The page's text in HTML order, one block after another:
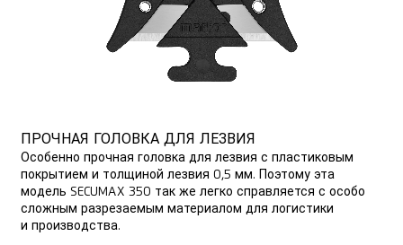
ПРОЧНАЯ ГОЛОВКА ДЛЯ ЛЕЗВИЯ
Особенно прочная головка для лезвия с пластиковым
покрытием и толщиной лезвия 0,5 мм. Поэтому эта
модель SECUMAX 350 так же легко справляется с особо
сложным разрезаемым материалом для логистики
и производства.